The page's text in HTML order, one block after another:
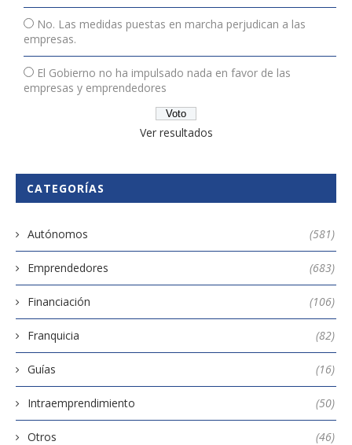
No. Las medidas puestas en marcha perjudican a las
empresas.
El Gobierno no ha impulsado nada en favor de las
empresas y emprendedores
Ver resultados
CATEGORÍAS
Autónomos (581)
Emprendedores (683)
Financiación (106)
Franquicia (82)
Guías (16)
Intraemprendimiento (50)
Otros (46)